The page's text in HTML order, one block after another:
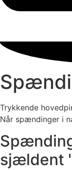
Trykkende
Når spændinger i
sjældent